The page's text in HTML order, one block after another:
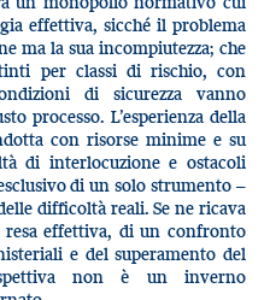
effettiva, sicché il problema
ma la sua incompiutezza; che
per classi di rischio, con
di sicurezza vanno
processo. L’esperienza della
con risorse minime e su
di interlocuzione e ostacoli
di un solo strumento –
difficoltà reali. Se ne ricava
resa effettiva, di un confronto
e del superamento del
non è un inverno